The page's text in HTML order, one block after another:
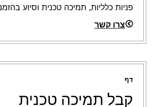
פניות כלליות, תמיכה טכנית וסיוע
צרו קשר
דף
קבל תמיכה טכנית